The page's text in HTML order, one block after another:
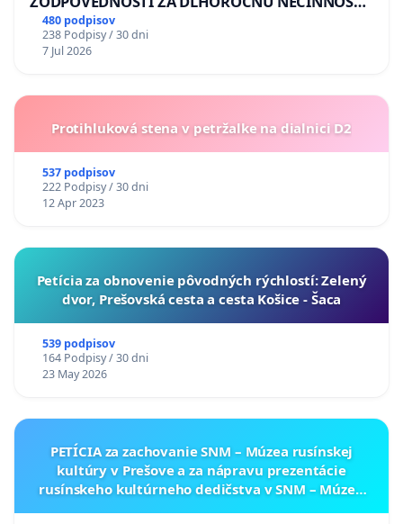
A ZLYHANIE ŠTÁTU
480 podpisov
238 Podpisy / 30 dni
7 Jul 2026
Protihluková stena v petržalke na dialnici D2
537 podpisov
222 Podpisy / 30 dni
12 Apr 2023
​Petícia za obnovenie pôvodných rýchlostí: Zelený
dvor, Prešovská cesta a cesta Košice - Šaca
539 podpisov
164 Podpisy / 30 dni
23 May 2026
PETÍCIA za zachovanie SNM – Múzea rusínskej
kultúry v Prešove a za nápravu prezentácie
rusínskeho kultúrneho dedičstva v SNM – Múzeu